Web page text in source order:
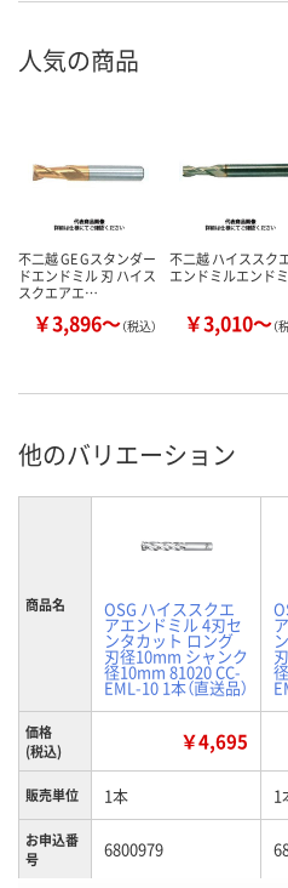
人気の商品
不二越 GE Gスタンダー
ドエンドミル 刃 ハイス
スクエアエ…
￥3,896～（税込）
不二越 ハイススク
エンドミルエンド
￥3,010～（
他のバリエーション
商品名 OSG ハイススクエ
アエンドミル 4刃セ
ンタカット ロング
刃径10mm シャンク
径10mm 81020 CC-
EML-10 1本（直送品）
価格
(税込)
￥4,695
販売単位 1本 1
お申込番
号
6800979